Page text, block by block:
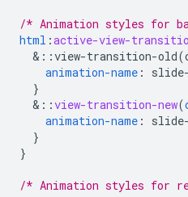
/* Animation styles for
html :active-view-
& ::view-transition-
animation-name :
}
& ::view-transition-new(
animation-name :
}
}
/* Animation styles for